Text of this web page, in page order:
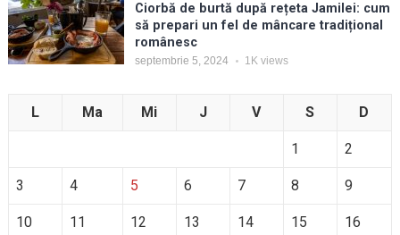
Ciorbă de burtă după rețeta Jamilei: cum
să prepari un fel de mâncare tradițional
românesc
septembrie 5, 2024 1Kviews
L Ma Mi J V S D
1 2
3 4 5 6 7 8 9
10 11 12 13 14 15 16